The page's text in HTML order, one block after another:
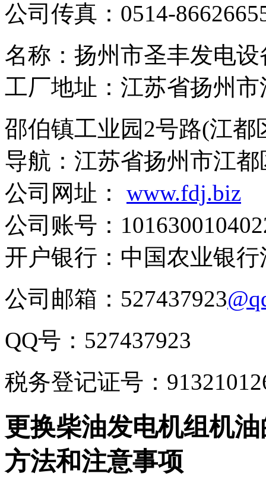
公司传真：0514-
名称：扬州市圣丰发
工厂地址：江苏省扬州市
邵伯镇工业园2号路(江都
导航：江苏省扬州市江
公司网址： www.fdj.biz
公司账号：
开户银行：中国农业银
公司邮箱：527437923
QQ号：527437923
税务登记证号：
更换柴油发电机组机
方法和注意事项